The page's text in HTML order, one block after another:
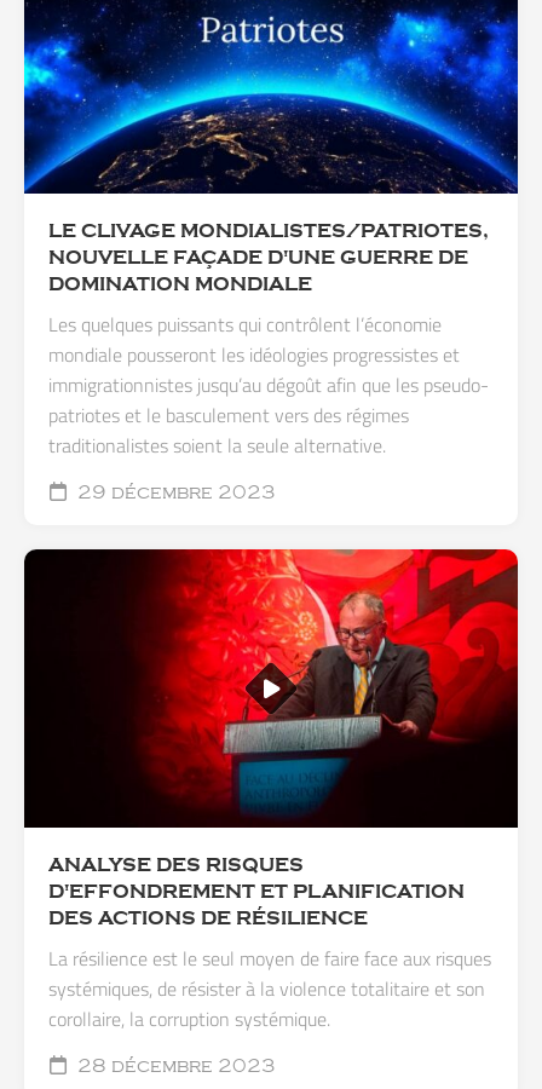
LE CLIVAGE MONDIALISTES/PATRIOTES,
NOUVELLE FAÇADE D'UNE GUERRE DE
DOMINATION MONDIALE
Les quelques puissants qui contrôlent l’économie
mondiale pousseront les idéologies progressistes et
immigrationnistes jusqu’au dégoût afin que les pseudo-
patriotes et le basculement vers des régimes
traditionalistes soient la seule alternative.
29 décembre 2023
ANALYSE DES RISQUES
D'EFFONDREMENT ET PLANIFICATION
DES ACTIONS DE RÉSILIENCE
La résilience est le seul moyen de faire face aux risques
systémiques, de résister à la violence totalitaire et son
corollaire, la corruption systémique.
28 décembre 2023